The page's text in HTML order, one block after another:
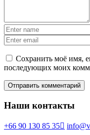
Сохранить моё имя,
последующих моих
Наши контакты
+66 90 130 85 35